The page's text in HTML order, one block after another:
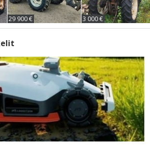
29 900 € 3 000 €